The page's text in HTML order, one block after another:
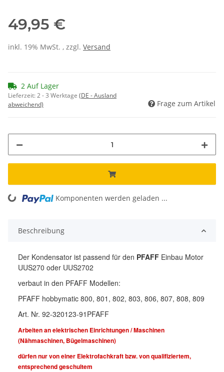
49,95 €
inkl. 19% MwSt. , zzgl. Versand
2 Auf Lager
Lieferzeit:2 - 3 Werktage (DE - Ausland
abweichend)
Frage zum Artikel
Loading... Komponenten werden geladen ...
Beschreibung
Der Kondensator ist passend für den PFAFF Einbau Motor
UUS270 oder UUS2702
verbaut in den PFAFF Modellen:
PFAFF hobbymatic 800, 801, 802, 803, 806, 807, 808, 809
Art. Nr. 92-320123-91PFAFF
Arbeiten an elektrischen Einrichtungen / Maschinen
(Nähmaschinen, Bügelmaschinen)
dürfen nur von einer Elektrofachkraft bzw. von qualifiziertem,
entsprechend geschultem